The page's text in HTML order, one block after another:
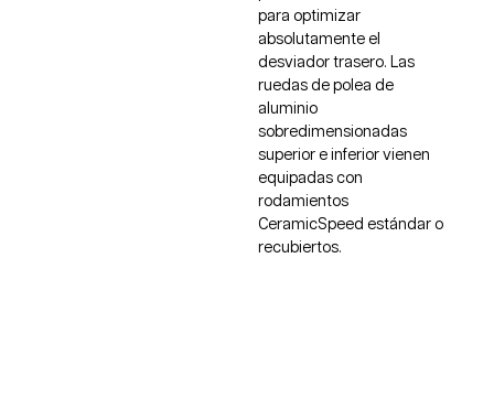
para optimizar
absolutamente el
desviador trasero. Las
ruedas de polea de
aluminio
sobredimensionadas
superior e inferior vienen
equipadas con
rodamientos
CeramicSpeed estándar o
recubiertos.